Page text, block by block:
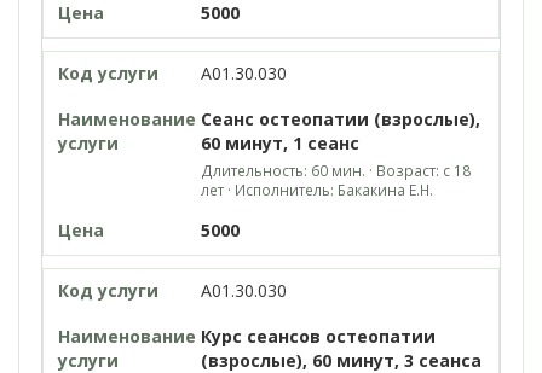
5000
A01.30.030
Сеанс остеопатии (взрослые),
60 минут, 1 сеанс
Длительность: 60 мин. · Возраст: с 18
лет · Исполнитель: Бакакина Е.Н.
5000
A01.30.030
Курс сеансов остеопатии
(взрослые), 60 минут, 3 сеанса